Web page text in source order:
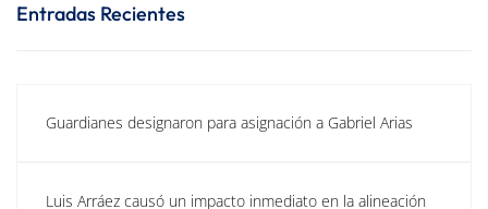
Entradas Recientes
Guardianes designaron para asignación a Gabriel Arias
Luis Arráez causó un impacto inmediato en la alineación